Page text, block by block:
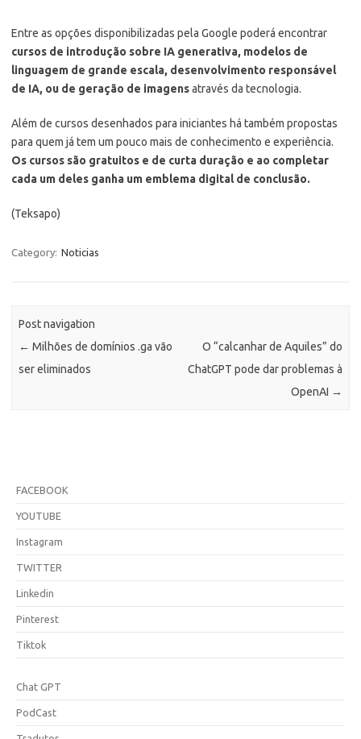
Entre as opções disponibilizadas pela Google poderá encontrar
cursos de introdução sobre IA generativa, modelos de
linguagem de grande escala, desenvolvimento responsável
de IA, ou de geração de imagensatravés da tecnologia.
Além de cursos desenhados para iniciantes há também propostas
para quem já tem um pouco mais de conhecimento e experiência.
Os cursos são gratuitos e de curta duração e ao completar
cada um deles ganha um emblema digital de conclusão.
(Teksapo)
Category: Noticias
Post navigation
← Milhões de domínios .ga vão
ser eliminados
O “calcanhar de Aquiles” do
ChatGPT pode dar problemas à
OpenAI →
FACEBOOK
YOUTUBE
Instagram
TWITTER
Linkedin
Pinterest
Tiktok
Chat GPT
PodCast